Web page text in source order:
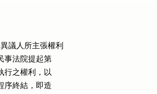
異議人所主張權利
民事法院提起第
行之權利，以
序終結，即造